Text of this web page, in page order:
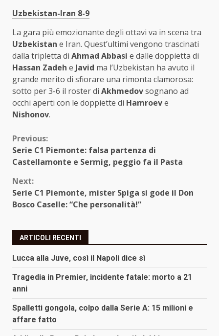
Uzbekistan-Iran 8-9
La gara più emozionante degli ottavi va in scena tra
Uzbekistan e Iran. Quest’ultimi vengono trascinati
dalla tripletta di Ahmad Abbasi e dalle doppietta di
Hassan Zadeh e Javid ma l’Uzbekistan ha avuto il
grande merito di sfiorare una rimonta clamorosa:
sotto per 3-6 il roster di Akhmedovsognano ad
occhi aperti con le doppiette di Hamroeve
Nishonov.
Continue
Reading
Previous:
Serie C1 Piemonte: falsa partenza di
Castellamonte e Sermig, peggio fa il Pasta
Next:
Serie C1 Piemonte, mister Spiga si gode il Don
Bosco Caselle: “Che personalità!”
ARTICOLI RECENTI
Lucca alla Juve, così il Napoli dice sì
Tragedia in Premier, incidente fatale: morto a 21
anni
Spalletti gongola, colpo dalla Serie A: 15 milioni e
affare fatto